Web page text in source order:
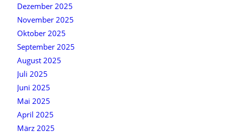
Dezember 2025
November 2025
Oktober 2025
September 2025
August 2025
Juli 2025
Juni 2025
Mai 2025
April 2025
März 2025